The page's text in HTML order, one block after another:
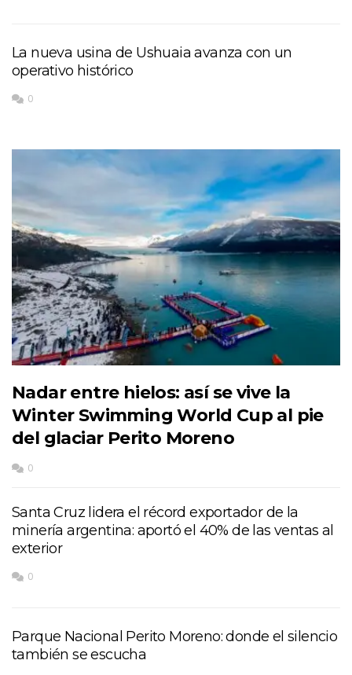
La nueva usina de Ushuaia avanza con un
operativo histórico
0
Nadar entre hielos: así se vive la
Winter Swimming World Cup al pie
del glaciar Perito Moreno
0
Santa Cruz lidera el récord exportador de la
minería argentina: aportó el 40% de las ventas al
exterior
0
Parque Nacional Perito Moreno: donde el silencio
también se escucha